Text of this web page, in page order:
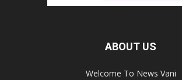
ABOUT US
Welcome To News Vani